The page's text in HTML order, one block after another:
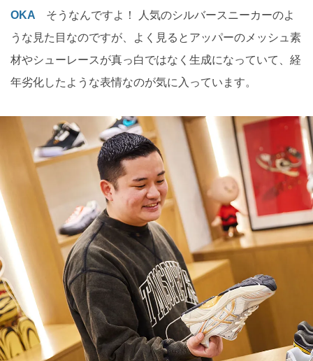
OKA そうなんですよ！ 人気のシルバースニーカーのよ
うな見た目なのですが、よく見るとアッパーのメッシュ素
材やシューレースが真っ白ではなく生成になっていて、経
年劣化したような表情なのが気に入っています。